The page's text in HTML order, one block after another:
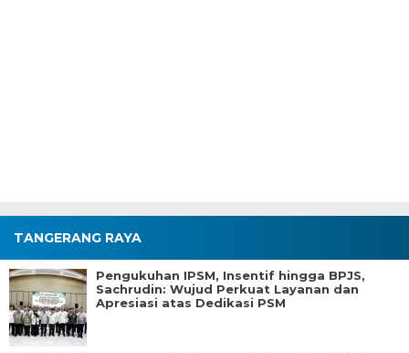
TANGERANG RAYA
Pengukuhan IPSM, Insentif hingga BPJS,
Sachrudin: Wujud Perkuat Layanan dan
Apresiasi atas Dedikasi PSM